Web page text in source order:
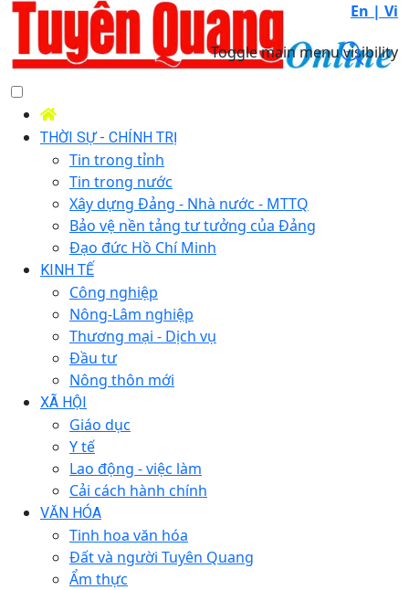
En | Vi
Toggle main menu visibility
THỜI SỰ - CHÍNH TRỊ
Tin trong tỉnh
Tin trong nước
Xây dựng Đảng - Nhà nước - MTTQ
Bảo vệ nền tảng tư tưởng của Đảng
Đạo đức Hồ Chí Minh
KINH TẾ
Công nghiệp
Nông-Lâm nghiệp
Thương mại - Dịch vụ
Đầu tư
Nông thôn mới
XÃ HỘI
Giáo dục
Y tế
Lao động - việc làm
Cải cách hành chính
VĂN HÓA
Tinh hoa văn hóa
Đất và người Tuyên Quang
Ẩm thực